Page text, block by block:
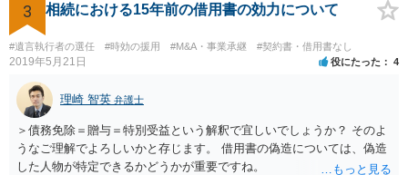
3 相続における15年前の借用書の効力について
#遺言執行者の選任 #時効の援用 #M&A・事業承継 #契約書・借用書なし
2019年5月21日 役にたった 4
理崎 智英 弁護士
＞債務免除＝贈与＝特別受益という解釈で宜しいでしょうか？ そのよ
うなご理解でよろしいかと存じます。 借用書の偽造については、偽造
した人物が特定できるかどうかが重要ですね。